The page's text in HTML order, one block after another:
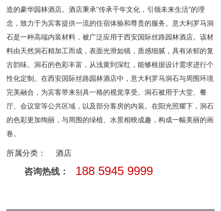
造的豪华园林酒店。酒店秉承“传承千年文化，引领未来生活”的理
念，致力于为宾客提供一流的住宿体验和尊贵的服务。意大利罗马洞
石是一种高端内装材料，被广泛应用于西安国际丝路园林酒店。该材
料由天然洞石精加工而成，表面光滑如镜，质感细腻，具有浓郁的复
古韵味。洞石的色彩丰富，从浅黄到深红，能够根据设计需求进行个
性化定制。在西安国际丝路园林酒店中，意大利罗马洞石与周围环境
完美融合，为宾客带来别具一格的视觉享受。洞石被用于大堂、餐
厅、会议室等公共区域，以及部分客房的内装。在阳光照耀下，洞石
的色彩更加绚丽，与周围的绿植、水景相映成趣，构成一幅美丽的画
卷。
所属分类： 酒店
咨询热线： 188 5945 9999